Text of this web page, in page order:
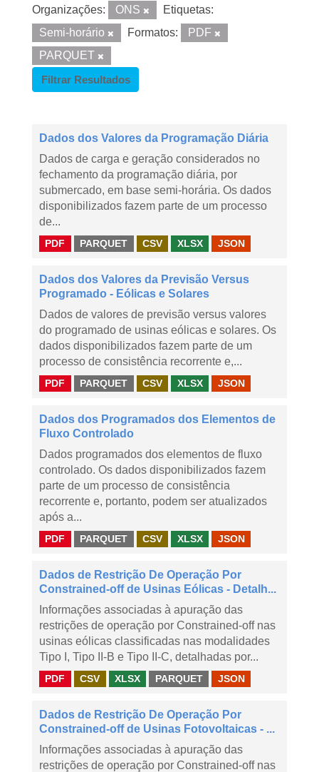
Organizações: ONS
Etiquetas:
Semi-horário
Formatos:
PDF
PARQUET
Filtrar Resultados
Dados dos Valores da Programação Diária
Dados de carga e geração considerados no
fechamento da programação diária, por
submercado, em base semi-horária. Os dados
disponibilizados fazem parte de um processo
de...
PDF PARQUET CSV XLSX JSON
Dados dos Valores da Previsão Versus
Programado - Eólicas e Solares
Dados de valores de previsão versus valores
do programado de usinas eólicas e solares. Os
dados disponibilizados fazem parte de um
processo de consistência recorrente e,...
PDF PARQUET CSV XLSX JSON
Dados dos Programados dos Elementos de
Fluxo Controlado
Dados programados dos elementos de fluxo
controlado. Os dados disponibilizados fazem
parte de um processo de consistência
recorrente e, portanto, podem ser atualizados
após a...
PDF PARQUET CSV XLSX JSON
Dados de Restrição De Operação Por
Constrained-off de Usinas Eólicas - Detalh...
Informações associadas à apuração das
restrições de operação por Constrained-off nas
usinas eólicas classificadas nas modalidades
Tipo I, Tipo II-B e Tipo II-C, detalhadas por...
PDF CSV XLSX PARQUET JSON
Dados de Restrição De Operação Por
Constrained-off de Usinas Fotovoltaicas - ...
Informações associadas à apuração das
restrições de operação por Constrained-off nas